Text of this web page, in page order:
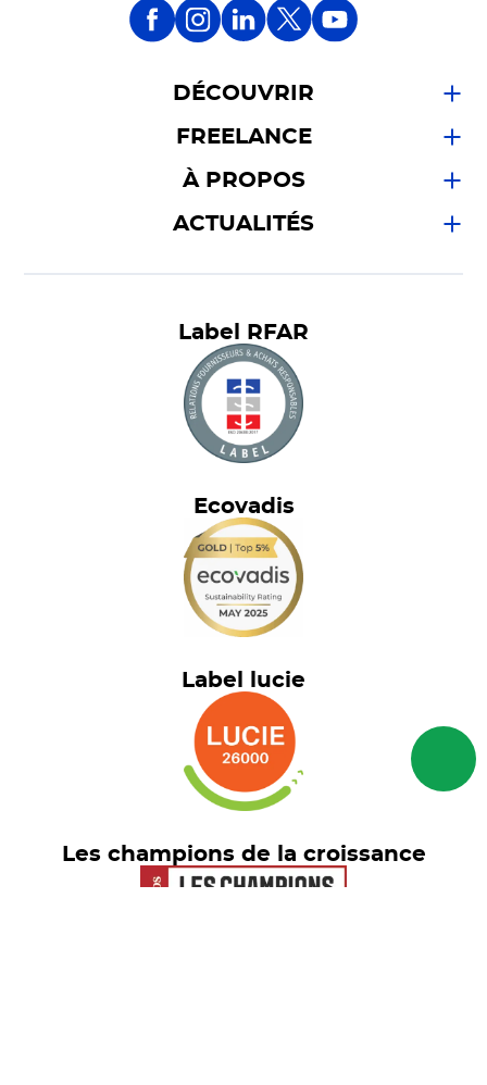
DÉCOUVRIR
FREELANCE
À PROPOS
ACTUALITÉS
Label RFAR
Ecovadis
Label lucie
Les champions de la croissance